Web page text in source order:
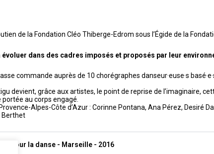
de la Fondation Cléo Thiberge-Edrom sous l’Égide de la
dans des cadres imposés et proposés par leur
commande auprès de 10 chorégraphes danseur·euse·s
devient, grâce aux artistes, le point de reprise de l’imaginaire,
au corps engagé.
Alpes-Côte d’Azur : Corinne Pontana, Ana Pérez, Desiré
Berthet
pour la danse - Marseille - 2016